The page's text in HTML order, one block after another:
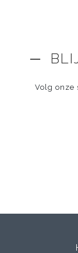
─
Volg onze